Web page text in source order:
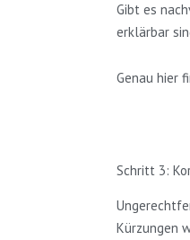
Gibt es
erklärbar
Genau hier
Schritt 3:
Kürzungen